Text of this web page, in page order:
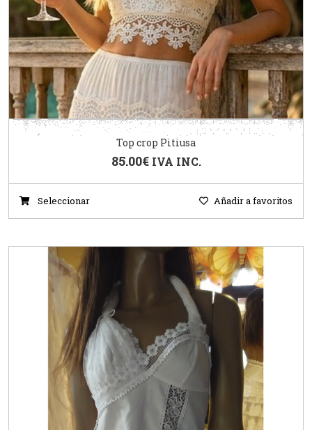
Top crop Pitiusa
85.00€ IVA INC.
Seleccionar Añadir a favoritos